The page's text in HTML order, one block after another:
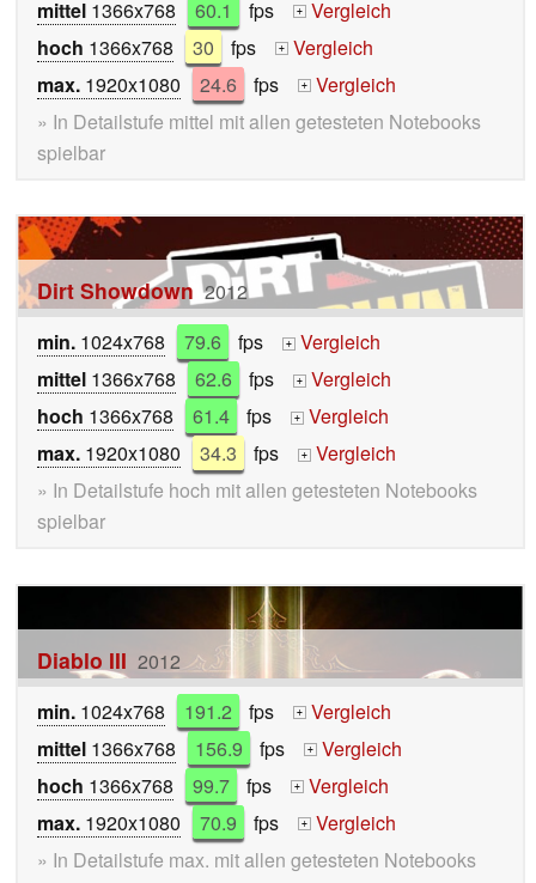
mittel 1366x768 60.1 fps +
Vergleich
hoch 1366x768 30 fps +
Vergleich
max. 1920x1080 24.6 fps +
Vergleich
» In Detailstufe mittel mit allen getesteten Notebooks
spielbar
Dirt Showdown 2012
min. 1024x768 79.6 fps +
Vergleich
mittel 1366x768 62.6 fps +
Vergleich
hoch 1366x768 61.4 fps +
Vergleich
max. 1920x1080 34.3 fps +
Vergleich
» In Detailstufe hoch mit allen getesteten Notebooks
spielbar
Diablo III 2012
min. 1024x768 191.2 fps +
Vergleich
mittel 1366x768 156.9 fps +
Vergleich
hoch 1366x768 99.7 fps +
Vergleich
max. 1920x1080 70.9 fps +
Vergleich
» In Detailstufe max. mit allen getesteten Notebooks